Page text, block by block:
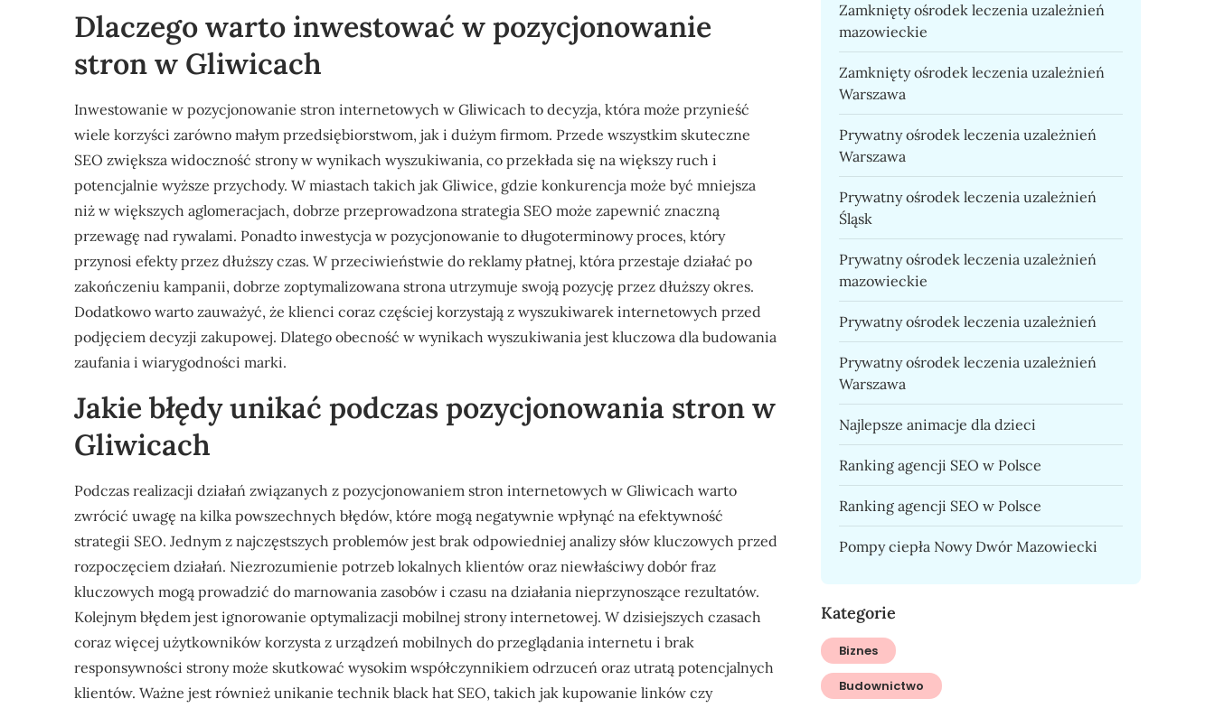
Dlaczego warto inwestować w pozycjonowanie
stron w Gliwicach
Inwestowanie w pozycjonowanie stron internetowych w Gliwicach to decyzja, która może przynieść
wiele korzyści zarówno małym przedsiębiorstwom, jak i dużym firmom. Przede wszystkim skuteczne
SEO zwiększa widoczność strony w wynikach wyszukiwania, co przekłada się na większy ruch i
potencjalnie wyższe przychody. W miastach takich jak Gliwice, gdzie konkurencja może być mniejsza
niż w większych aglomeracjach, dobrze przeprowadzona strategia SEO może zapewnić znaczną
przewagę nad rywalami. Ponadto inwestycja w pozycjonowanie to długoterminowy proces, który
przynosi efekty przez dłuższy czas. W przeciwieństwie do reklamy płatnej, która przestaje działać po
zakończeniu kampanii, dobrze zoptymalizowana strona utrzymuje swoją pozycję przez dłuższy okres.
Dodatkowo warto zauważyć, że klienci coraz częściej korzystają z wyszukiwarek internetowych przed
podjęciem decyzji zakupowej. Dlatego obecność w wynikach wyszukiwania jest kluczowa dla budowania
zaufania i wiarygodności marki.
Jakie błędy unikać podczas pozycjonowania stron w
Gliwicach
Podczas realizacji działań związanych z pozycjonowaniem stron internetowych w Gliwicach warto
zwrócić uwagę na kilka powszechnych błędów, które mogą negatywnie wpłynąć na efektywność
strategii SEO. Jednym z najczęstszych problemów jest brak odpowiedniej analizy słów kluczowych przed
rozpoczęciem działań. Niezrozumienie potrzeb lokalnych klientów oraz niewłaściwy dobór fraz
kluczowych mogą prowadzić do marnowania zasobów i czasu na działania nieprzynoszące rezultatów.
Kolejnym błędem jest ignorowanie optymalizacji mobilnej strony internetowej. W dzisiejszych czasach
coraz więcej użytkowników korzysta z urządzeń mobilnych do przeglądania internetu i brak
responsywności strony może skutkować wysokim współczynnikiem odrzuceń oraz utratą potencjalnych
klientów. Ważne jest również unikanie technik black hat SEO, takich jak kupowanie linków czy
Zamknięty ośrodek leczenia uzależnień
mazowieckie
Zamknięty ośrodek leczenia uzależnień
Warszawa
Prywatny ośrodek leczenia uzależnień
Warszawa
Prywatny ośrodek leczenia uzależnień
Śląsk
Prywatny ośrodek leczenia uzależnień
mazowieckie
Prywatny ośrodek leczenia uzależnień
Prywatny ośrodek leczenia uzależnień
Warszawa
Najlepsze animacje dla dzieci
Ranking agencji SEO w Polsce
Ranking agencji SEO w Polsce
Pompy ciepła Nowy Dwór Mazowiecki
Kategorie
Biznes
Budownictwo